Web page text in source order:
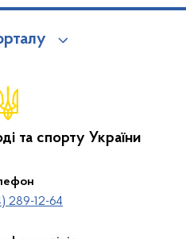
та спорту України
289-12-64